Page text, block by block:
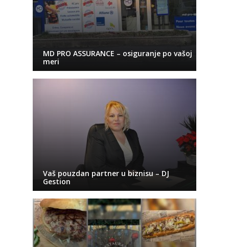
MD PRO ASSURANCE – osiguranje po vašoj
meri
Vaš pouzdan partner u biznisu – DJ
Gestion